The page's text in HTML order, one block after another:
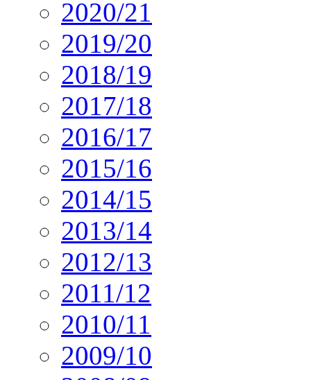
2020/21
2019/20
2018/19
2017/18
2016/17
2015/16
2014/15
2013/14
2012/13
2011/12
2010/11
2009/10